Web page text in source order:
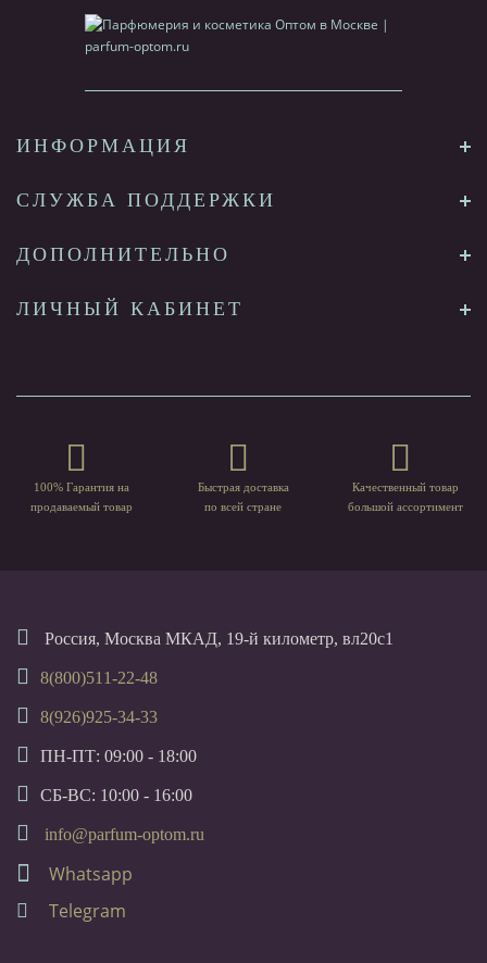
ИНФОРМАЦИЯ
СЛУЖБА ПОДДЕРЖКИ
ДОПОЛНИТЕЛЬНО
ЛИЧНЫЙ КАБИНЕТ
100% Гарантия на
продаваемый товар
Быстрая доставка
по всей стране
Качественный товар
большой ассортимент
Россия, Москва МКАД, 19-й километр, вл20с1
8(800)511-22-48
8(926)925-34-33
ПН-ПТ: 09:00 - 18:00
СБ-ВС: 10:00 - 16:00
info@parfum-optom.ru
Whatsapp
Telegram